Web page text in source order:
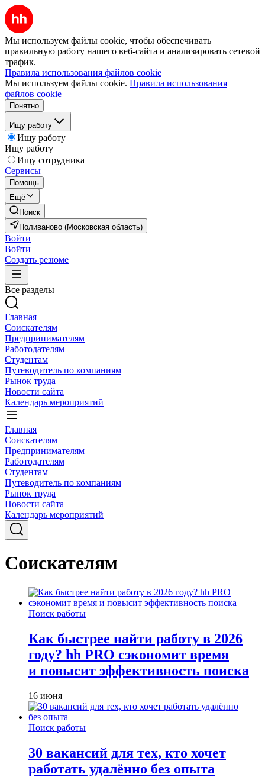
Мы используем файлы cookie, чтобы обеспечивать
правильную работу нашего веб-сайта и анализировать сетевой
трафик.
Правила использования файлов cookie
Мы используем файлы cookie. Правила использования
файлов cookie
Понятно
Ищу работу
Ищу работу
Ищу работу
Ищу сотрудника
Сервисы
Помощь
Ещё
Поиск
Поливаново (Московская область)
Войти
Войти
Создать резюме
Все разделы
Главная
Соискателям
Предпринимателям
Работодателям
Студентам
Путеводитель по компаниям
Рынок труда
Новости сайта
Календарь мероприятий
Главная
Соискателям
Предпринимателям
Работодателям
Студентам
Путеводитель по компаниям
Рынок труда
Новости сайта
Календарь мероприятий
Соискателям
Поиск работы
Как быстрее найти работу в 2026
году? hh PRO сэкономит время
и повысит эффективность поиска
16 июня
Поиск работы
30 вакансий для тех, кто хочет
работать удалённо без опыта